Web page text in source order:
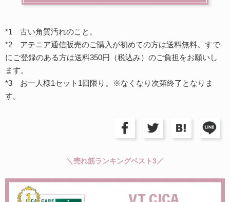
*1 古い角質汚れのこと。
*2 アテニア通信販売のご購入が初めての方は送料無料。すで
にご登録のある方は送料350円（税込み）のご負担をお願いし
ます。
*3 お一人様1セット1回限り。※なくなり次第終了となりま
す。
＼売れ筋ランキングベスト3／